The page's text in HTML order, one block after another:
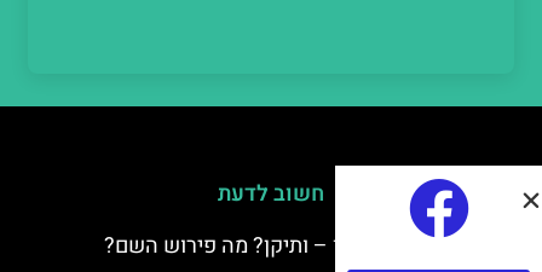
חשוב לדעת
למה קוראים לוותיקן – ותיקן? מה פירוש השם?